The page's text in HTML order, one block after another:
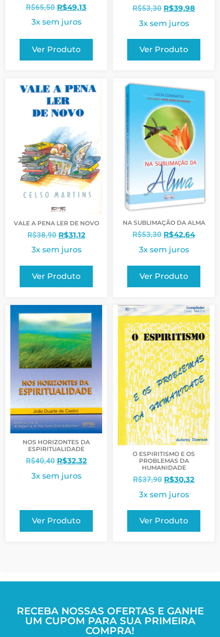
R$65,50 R$49,13
3x sem juros
Ver Produto
R$53,30 R$39,98
3x sem juros
Ver Produto
VALE A PENA LER DE NOVO
R$38,90 R$31,12
3x sem juros
Ver Produto
NA SUBLIMAÇÃO DA ALMA
R$53,30 R$42,64
3x sem juros
Ver Produto
NOS HORIZONTES DA
ESPIRITUALIDADE
R$40,40 R$32,32
3x sem juros
Ver Produto
O ESPIRITISMO E OS
PROBLEMAS DA
HUMANIDADE
R$37,90 R$30,32
3x sem juros
Ver Produto
RECEBA NOSSAS OFERTAS E GANHE
UM CUPOM PARA SUA PRIMEIRA
COMPRA!